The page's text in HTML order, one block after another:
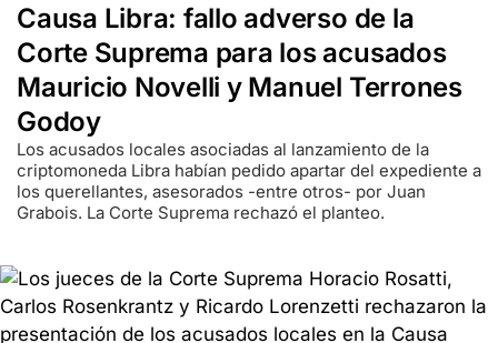
Causa Libra: fallo adverso de la
Corte Suprema para los acusados
Mauricio Novelli y Manuel Terrones
Godoy
Los acusados locales asociadas al lanzamiento de la
criptomoneda Libra habían pedido apartar del expediente a
los querellantes, asesorados -entre otros- por Juan
Grabois. La Corte Suprema rechazó el planteo.